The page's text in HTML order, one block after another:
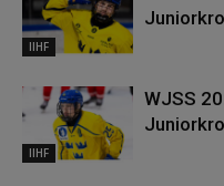
IIHF
IIHF
WJSS